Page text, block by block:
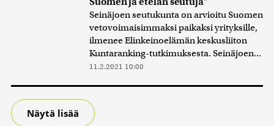
Seinäjoen seutukunta on arvioitu Suomen
vetovoimaisimmaksi paikaksi yrityksille,
ilmenee Elinkeinoelämän keskusliiton
Kuntaranking-tutkimuksesta. Seinäjoen...
11.2.2021 10:00
Näytä lisää